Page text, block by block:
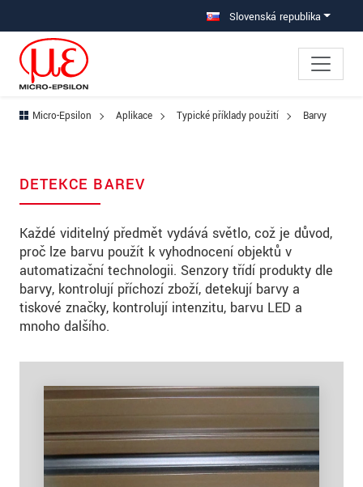
Prejdite priamo na hlavnú navigáciu Slovenská republika
Micro-Epsilon Aplikace Typické příklady použití Barvy
DETEKCE BAREV
Každé viditelný předmět vydává světlo, což je důvod,
proč lze barvu použít k vyhodnocení objektů v
automatizační technologii. Senzory třídí produkty dle
barvy, kontrolují příchozí zboží, detekují barvy a
tiskové značky, kontrolují intenzitu, barvu LED a
mnoho dalšího.